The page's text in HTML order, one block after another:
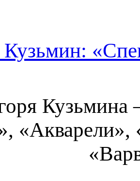
Кузьмин:
Кузьмина